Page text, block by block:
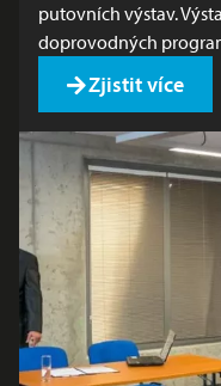
putovních výstav.
doprovodných
Zjistit více